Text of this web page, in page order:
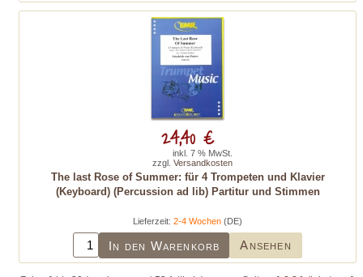
The last Rose of Summer: für 4 Trompeten und Klavier
(Keyboard) (Percussion ad lib) Partitur und Stimmen
Lieferzeit: 2-4 Wochen (DE)
In den Warenkorb Ansehen
24,40 €
inkl. 7 % MwSt.
zzgl. Versandkosten